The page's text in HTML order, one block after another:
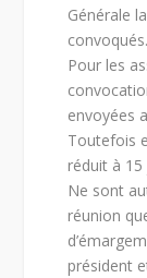
Générale
convoqués.
Pour les
envoyées
Toutefois
réduit à 15
Ne sont
réunion
président